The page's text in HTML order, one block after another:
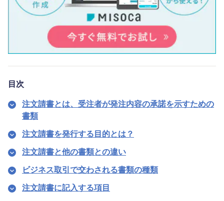
目次
注文請書とは、受注者が発注内容の承諾を示すための
書類
注文請書を発行する目的とは？
注文請書と他の書類との違い
ビジネス取引で交わされる書類の種類
注文請書に記入する項目